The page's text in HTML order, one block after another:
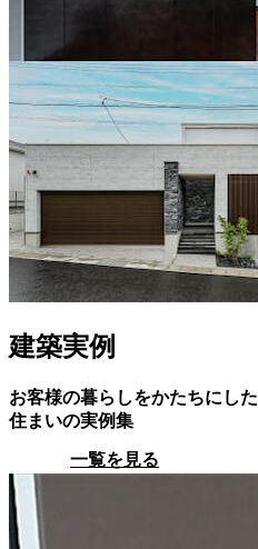
建築実例
お客様の暮らしをかたちにした
住まいの実例集
一覧を見る